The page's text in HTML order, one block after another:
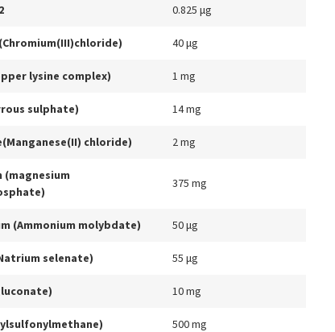
0.825 μg
40 μg
lysine complex) 1 mg
sulphate) 14 mg
chloride) 2 mg
(magnesium
375 mg
(Ammonium molybdate) 50 μg
selenate) 55 μg
10 mg
500 mg